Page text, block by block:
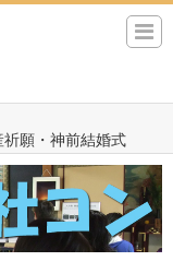
願・神前結婚式